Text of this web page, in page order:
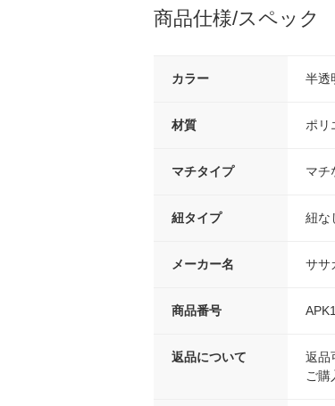
商品仕様/スペック
カラー 半透
材質 ポリ
マチタイプ マチ
紐タイプ 紐な
メーカー名 ササ
商品番号
返品について
返品
ご購